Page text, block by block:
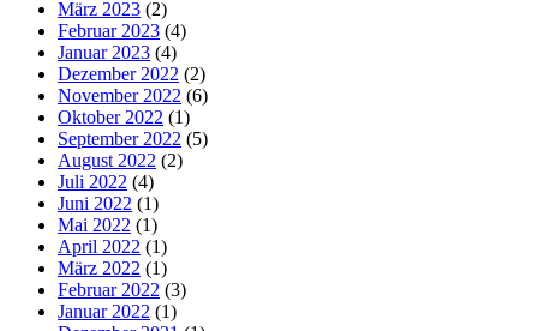
März 2023 (2)
Februar 2023 (4)
Januar 2023 (4)
Dezember 2022 (2)
November 2022 (6)
Oktober 2022 (1)
September 2022 (5)
August 2022 (2)
Juli 2022 (4)
Juni 2022 (1)
Mai 2022 (1)
April 2022 (1)
März 2022 (1)
Februar 2022 (3)
Januar 2022 (1)